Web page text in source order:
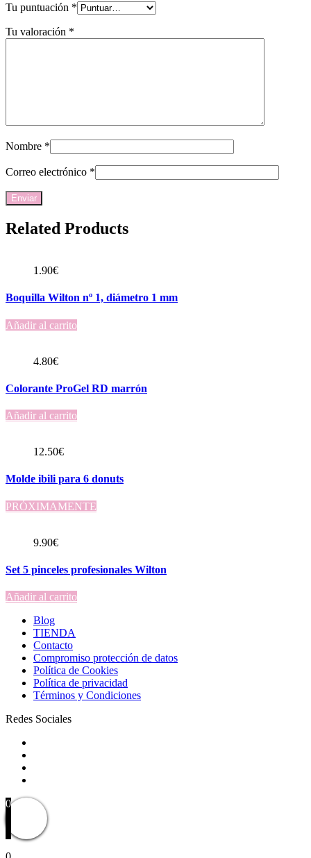
Tu puntuación *
Tu valoración *
Nombre *
Correo electrónico *
Related Products
1.90€
Boquilla Wilton nº 1, diámetro 1 mm
Añadir al carrito
4.80€
Colorante ProGel RD marrón
Añadir al carrito
12.50€
Molde ibili para 6 donuts
PRÓXIMAMENTE
9.90€
Set 5 pinceles profesionales Wilton
Añadir al carrito
Blog
TIENDA
Contacto
Compromiso protección de datos
Política de Cookies
Política de privacidad
Términos y Condiciones
Redes Sociales
0